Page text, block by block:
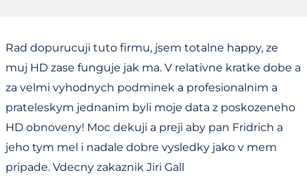
Rad dopurucuji tuto firmu, jsem totalne happy, ze
muj HD zase funguje jak ma. V relativne kratke dobe a
za velmi vyhodnych podminek a profesionalnim a
prateleskym jednanim byli moje data z poskozeneho
HD obnoveny! Moc dekuji a preji aby pan Fridrich a
jeho tym mel i nadale dobre vysledky jako v mem
pripade. Vdecny zakaznik Jiri Gall